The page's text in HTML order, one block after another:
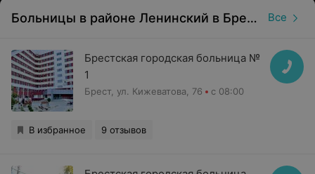
Больницы в районе Ленинский в Бресте Все
Брестская городская больница №
1
Брест, ул. Кижеватова, 76 с 08:00
В избранное 9 отзывов